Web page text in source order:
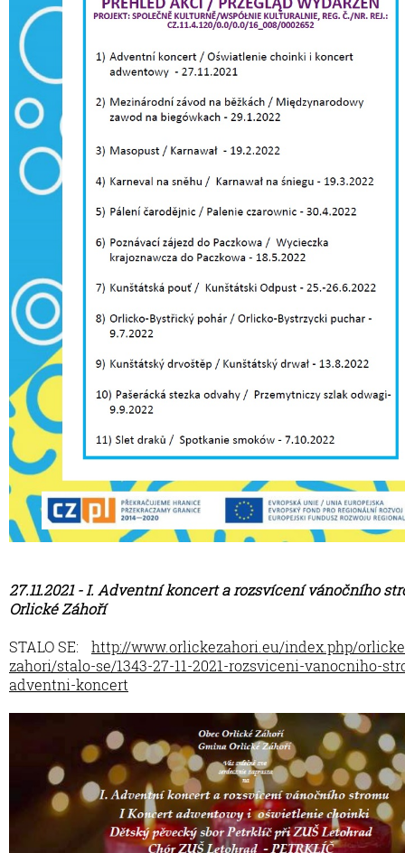
27.11.2021 - I. Adventní koncert a rozsvícení vánočního
Orlické Záhoří
STALO SE:
http://www.orlickezahori.eu/index.php/
zahori/stalo-se/1343-27-11-2021-rozsviceni-vanocniho-
adventni-koncert